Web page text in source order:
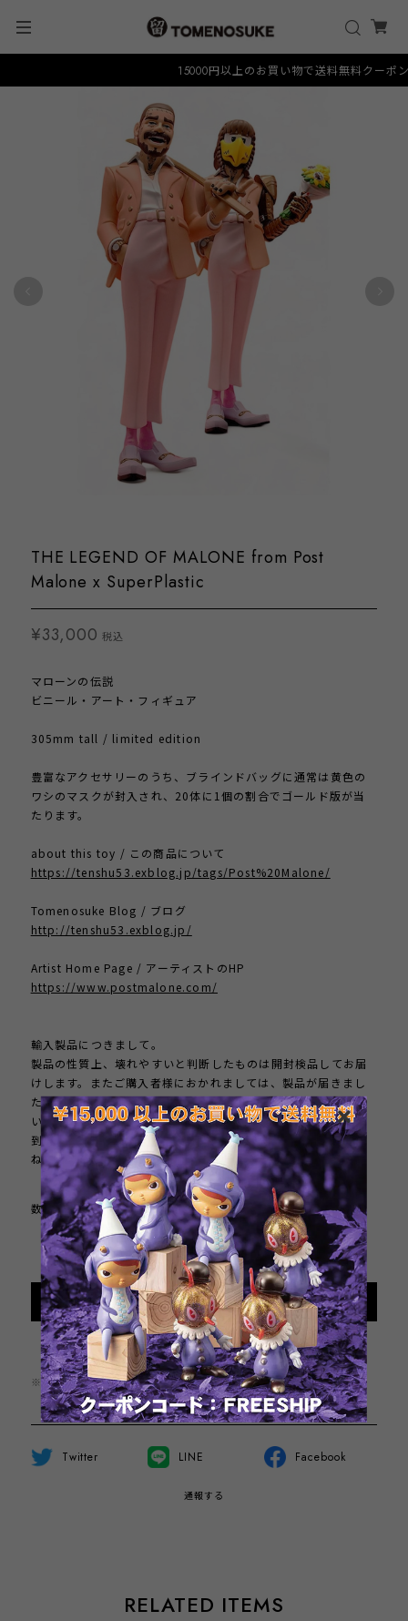
15000円以上のお買い物で送料無料クーポン
THE LEGEND OF MALONE from Post
Malone x SuperPlastic
¥33,000 税込
マローンの伝説
ビニール・アート・フィギュア
305mm tall / limited edition
豊富なアクセサリーのうち、ブラインドバッグに通常は黄色の
ワシのマスクが封入され、20体に1個の割合でゴールド版が当
たります。
about this toy / この商品について
https://tenshu53.exblog.jp/tags/Post%20Malone/
Tomenosuke Blog / ブログ
http://tenshu53.exblog.jp/
Artist Home Page / アーティストのHP
https://www.postmalone.com/
輸入製品につきまして。
製品の性質上、壊れやすいと判断したものは開封検品してお届
けします。またご購入者様におかれましては、製品が届きまし
たら直ちに開梱、検品し、破損や欠品がないかお確かめくださ
い。もし問題がありましたら、速やかにご連絡ください。製品
到着後、１週間以上が経過した製品のクレームにはお応えしか
ねます。
数量
International shipping available
Add to cart
日本国内にお住まいの方向け
※この商品は1点までのご注文とさせていただきます。
Twitter LINE Facebook
通報する
RELATED ITEMS